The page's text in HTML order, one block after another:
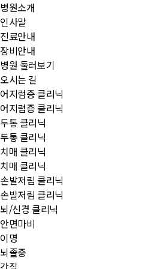
병원소개
인사말
진료안내
장비안내
병원 둘러보기
오시는 길
어지럼증 클리닉
어지럼증 클리닉
두통 클리닉
두통 클리닉
치매 클리닉
치매 클리닉
손발저림 클리닉
손발저림 클리닉
뇌/신경 클리닉
안면마비
이명
뇌졸중